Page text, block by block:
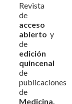
Revista
de
acceso
abierto y
de
edición
quincenal
de
publicaciones
de
Medicina,